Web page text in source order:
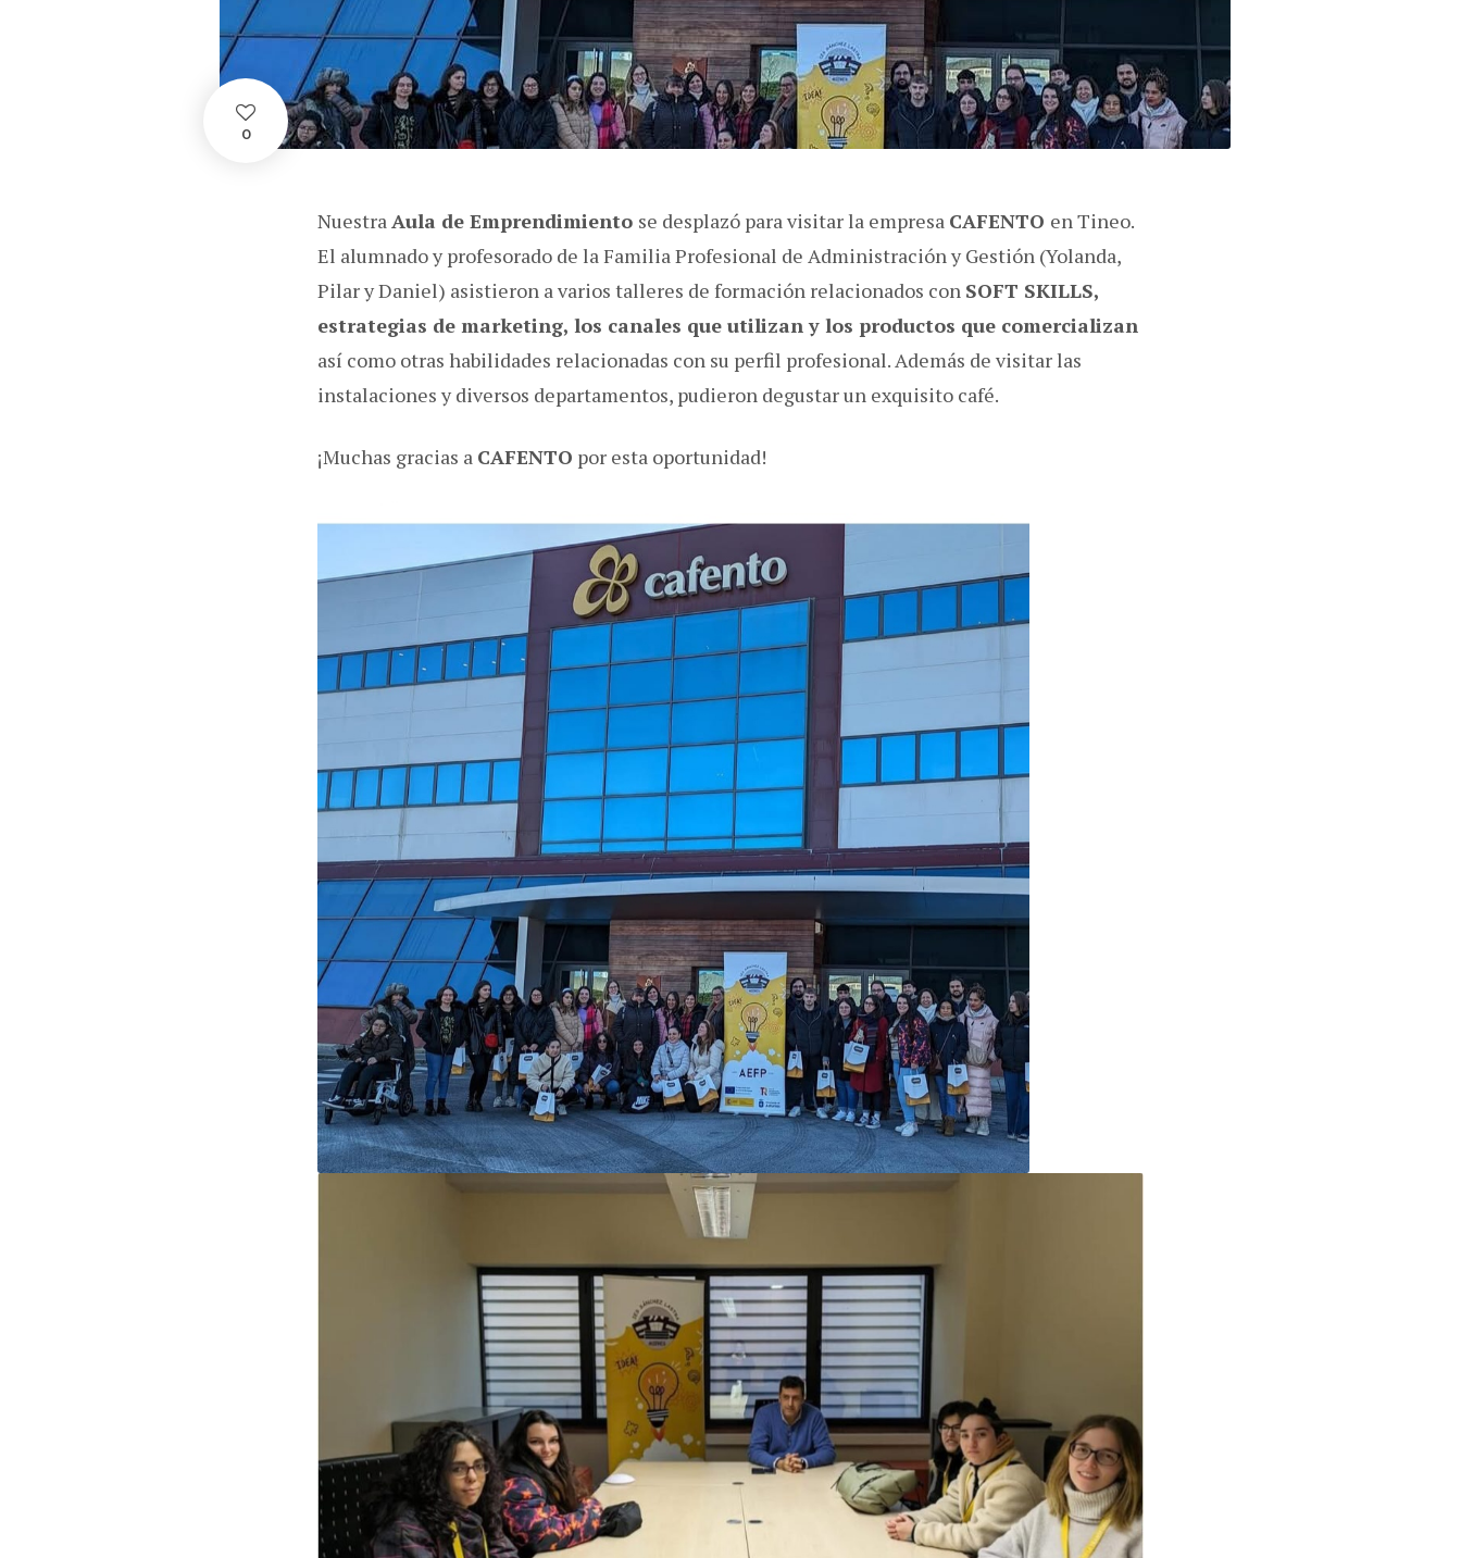
0
NuestraAula de Emprendimiento se desplazó para visitar la empresa CAFENTO en Tineo.
El alumnado y profesorado de la Familia Profesional de Administración y Gestión (Yolanda,
Pilar y Daniel) asistieron a varios talleres de formación relacionados con SOFT SKILLS,
estrategias de marketing, los canales que utilizan y los productos que comercializan
así como otras habilidades relacionadas con su perfil profesional. Además de visitar las
instalaciones y diversos departamentos, pudieron degustar un exquisito café.
¡Muchas gracias a CAFENTO por esta oportunidad!